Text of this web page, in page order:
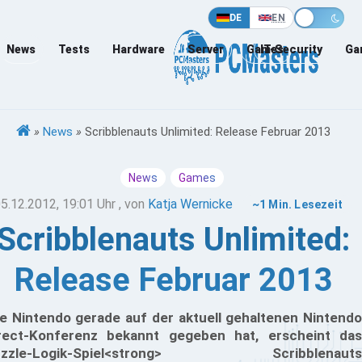
DE EN
News Tests Hardware Server Games
IT-Security
» News » Scribblenauts Unlimited: Release Februar 2013
News Games
19:01 Uhr , von Katja Wernicke ~1 Min. Lesezeit
Unlimited:
Release Februar 2013
Nintendo gerade auf der aktuell gehaltenen Nintendo
Konferenz bekannt gegeben hat, erscheint das
Logik-Spiel<strong> Scribblenauts